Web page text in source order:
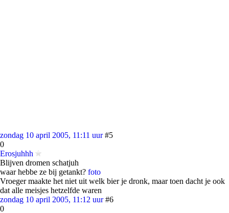
zondag 10 april 2005, 11:11 uur #5
0
Erosjuhhh
Blijven dromen schatjuh
waar hebbe ze bij getankt? foto
Vroeger maakte het niet uit welk bier je dronk, maar toen dacht je ook
dat alle meisjes hetzelfde waren
zondag 10 april 2005, 11:12 uur #6
0